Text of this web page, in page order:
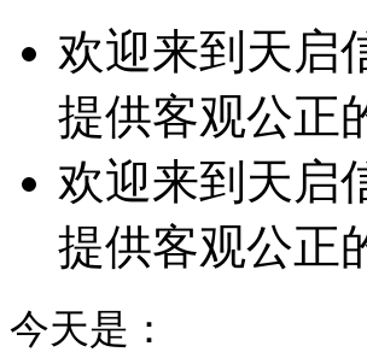
欢迎来到天启
提供客观公正
欢迎来到天启
提供客观公正
今天是：